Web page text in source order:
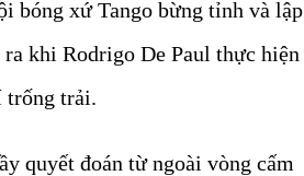
bóng xứ Tango bừng tỉnh và lập
khi Rodrigo De Paul thực hiện
trải.
quyết đoán từ ngoài vòng cấm